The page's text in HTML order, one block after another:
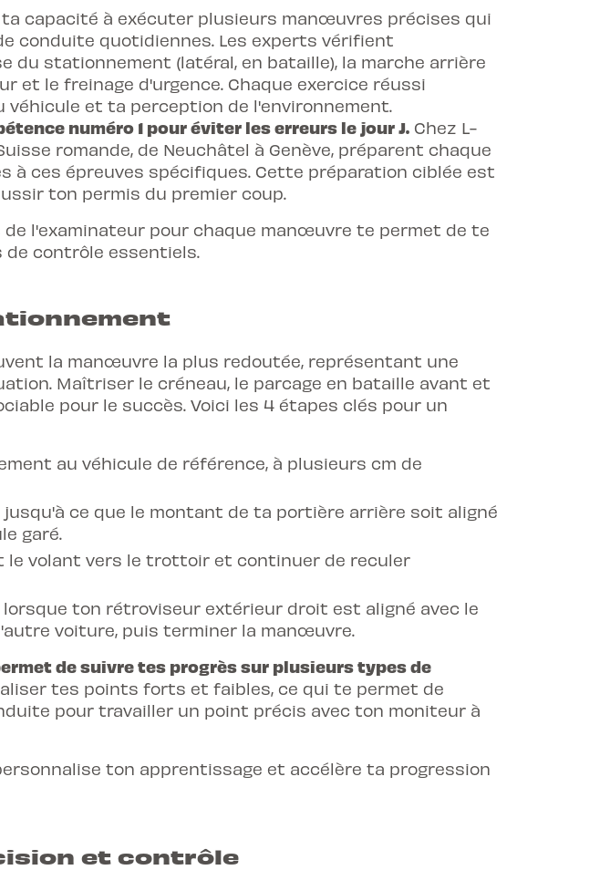
ta capacité à exécuter plusieurs manœuvres précises qui
conduite quotidiennes. Les experts vérifient
du stationnement (latéral, en bataille), la marche arrière
et le freinage d'urgence. Chaque exercice réussi
et ta perception de l'environnement.
numéro 1 pour éviter les erreurs le jour J. Chez L-
romande, de Neuchâtel à Genève, préparent chaque
à ces épreuves spécifiques. Cette préparation ciblée est
ton permis du premier coup.
l'examinateur pour chaque manœuvre te permet de te
contrôle essentiels.
la manœuvre la plus redoutée, représentant une
Maîtriser le créneau, le parcage en bataille avant et
pour le succès. Voici les 4 étapes clés pour un
au véhicule de référence, à plusieurs cm de
ce que le montant de ta portière arrière soit aligné
garé.
le volant vers le trottoir et continuer de reculer
ton rétroviseur extérieur droit est aligné avec le
voiture, puis terminer la manœuvre.
de suivre tes progrès sur plusieurs types de
tes points forts et faibles, ce qui te permet de
pour travailler un point précis avec ton moniteur à
ton apprentissage et accélère ta progression
et contrôle